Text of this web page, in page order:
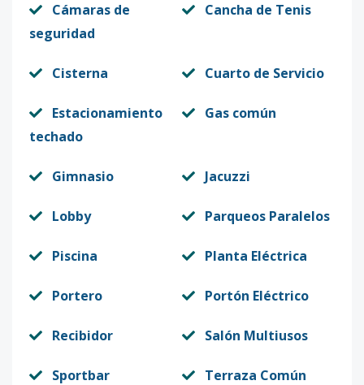
Cámaras de
seguridad
Cancha de Tenis
Cisterna Cuarto de Servicio
Estacionamiento
techado
Gas común
Gimnasio Jacuzzi
Lobby Parqueos Paralelos
Piscina Planta Eléctrica
Portero Portón Eléctrico
Recibidor Salón Multiusos
Sportbar Terraza Común